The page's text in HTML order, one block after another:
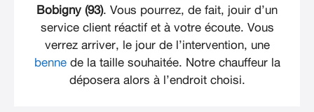
Bobigny (93). Vous pourrez, de fait, jouir d’un
service client réactif et à votre écoute. Vous
verrez arriver, le jour de l’intervention, une
bennede la taille souhaitée. Notre chauffeur la
déposera alors à l’endroit choisi.